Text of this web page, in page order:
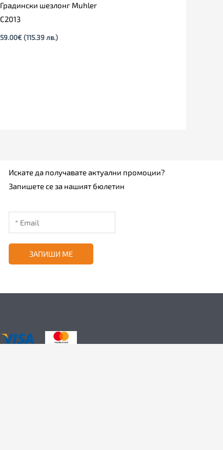
Градински шезлонг Muhler
C2013
59.00€ (115.39 лв.)
Искате да получавате актуални промоции?
Запишете се за нашият бюлетин
ЗАПИШИ МЕ